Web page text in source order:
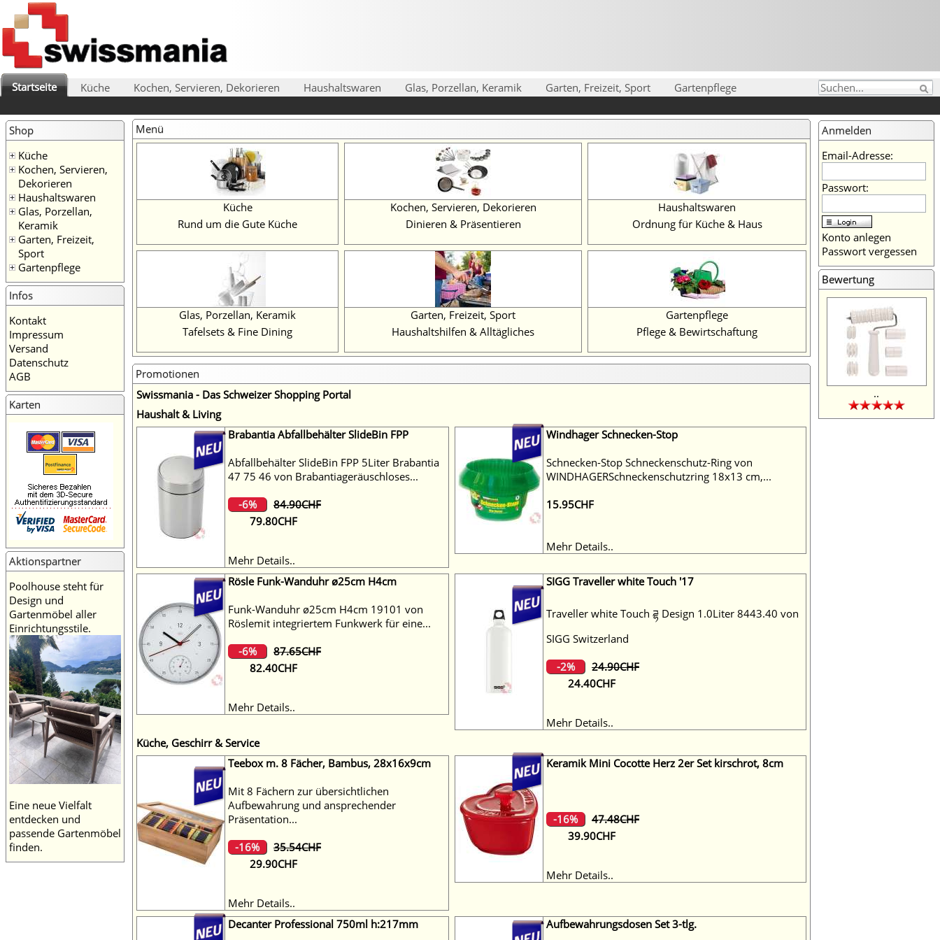
Startseite Küche Kochen, Servieren, Dekorieren Haushaltswaren Glas, Porzellan, Keramik Garten, Freizeit, Sport Gartenpflege
Shop
Küche
Kochen, Servieren,
Dekorieren
Haushaltswaren
Glas, Porzellan,
Keramik
Garten, Freizeit,
Sport
Gartenpflege
Infos
Kontakt
Impressum
Versand
Datenschutz
AGB
Karten
Aktionspartner
Poolhouse steht für
Design und
Gartenmöbel aller
Einrichtungsstile.
Eine neue Vielfalt
entdecken und
passende Gartenmöbel
finden.
Menü
Küche
Rund um die Gute Küche
Kochen, Servieren, Dekorieren
Dinieren & Präsentieren
Haushaltswaren
Ordnung für Küche & Haus
Glas, Porzellan, Keramik
Tafelsets & Fine Dining
Garten, Freizeit, Sport
Haushaltshilfen & Alltägliches
Gartenpflege
Pflege & Bewirtschaftung
Promotionen
Swissmania - Das Schweizer Shopping Portal
Haushalt & Living
Brabantia Abfallbehälter SlideBin FPP
Abfallbehälter SlideBin FPP 5Liter Brabantia
47 75 46 von Brabantiageräuschloses...
-6%
84.90CHF
79.80CHF
Mehr Details..
Windhager Schnecken-Stop
Schnecken-Stop Schneckenschutz-Ring von
WINDHAGERSchneckenschutzring 18x13 cm,...
15.95CHF
Mehr Details..
Rösle Funk-Wanduhr ø25cm H4cm
Funk-Wanduhr ø25cm H4cm 19101 von
Röslemit integriertem Funkwerk für eine...
-6%
87.65CHF
82.40CHF
Mehr Details..
SIGG Traveller white Touch '17
Traveller white Touch ཌྷ Design 1.0Liter 8443.40 von
SIGG Switzerland
-2%
24.90CHF
24.40CHF
Mehr Details..
Küche, Geschirr & Service
Teebox m. 8 Fächer, Bambus, 28x16x9cm
Mit 8 Fächern zur übersichtlichen
Aufbewahrung und ansprechender
Präsentation...
-16%
35.54CHF
29.90CHF
Mehr Details..
Keramik Mini Cocotte Herz 2er Set kirschrot, 8cm
-16%
47.48CHF
39.90CHF
Mehr Details..
Decanter Professional 750ml h:217mm Aufbewahrungsdosen Set 3-tlg.
Anmelden
Email-Adresse:
Passwort:
Konto anlegen
Passwort vergessen
Bewertung
..